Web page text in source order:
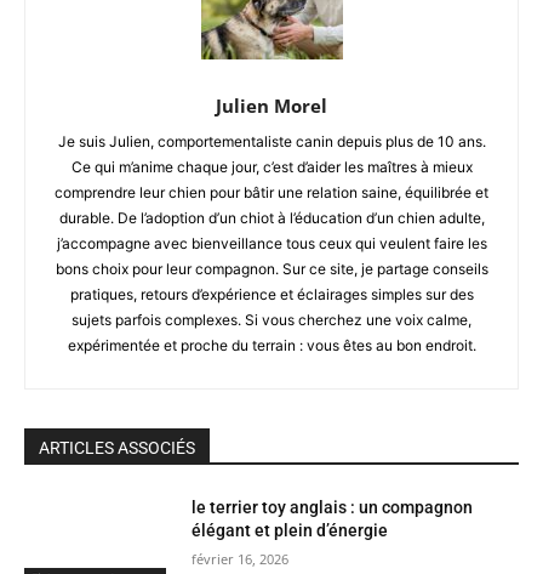
Julien Morel
Je suis Julien, comportementaliste canin depuis plus de 10 ans.
Ce qui m’anime chaque jour, c’est d’aider les maîtres à mieux
comprendre leur chien pour bâtir une relation saine, équilibrée et
durable. De l’adoption d’un chiot à l’éducation d’un chien adulte,
j’accompagne avec bienveillance tous ceux qui veulent faire les
bons choix pour leur compagnon. Sur ce site, je partage conseils
pratiques, retours d’expérience et éclairages simples sur des
sujets parfois complexes. Si vous cherchez une voix calme,
expérimentée et proche du terrain : vous êtes au bon endroit.
ARTICLES ASSOCIÉS
le terrier toy anglais : un compagnon
élégant et plein d’énergie
février 16, 2026